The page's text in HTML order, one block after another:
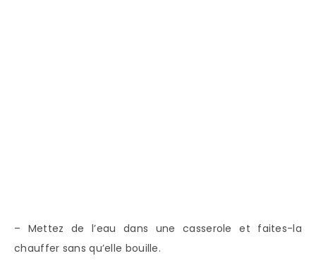
– Mettez de l’eau dans une casserole et faites-la
chauffer sans qu’elle bouille.